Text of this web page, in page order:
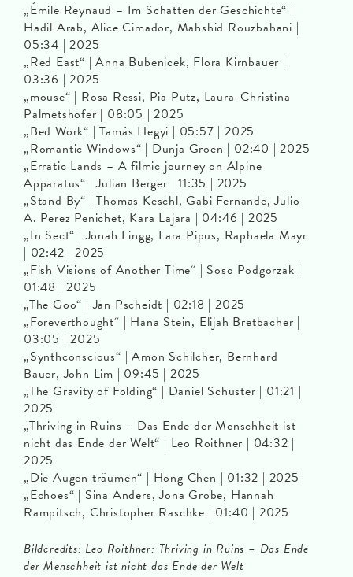
„Émile Reynaud – Im Schatten der Geschichte“ |
Hadil Arab, Alice Cimador, Mahshid Rouzbahani |
05:34 | 2025
„Red East“ | Anna Bubenicek, Flora Kirnbauer |
03:36 | 2025
„mouse“ | Rosa Ressi, Pia Putz, Laura-Christina
Palmetshofer | 08:05 | 2025
„Bed Work“ | Tamás Hegyi | 05:57 | 2025
„Romantic Windows“ | Dunja Groen | 02:40 | 2025
„Erratic Lands – A filmic journey on Alpine
Apparatus“ | Julian Berger | 11:35 | 2025
„Stand By“ | Thomas Keschl, Gabi Fernande, Julio
A. Perez Penichet, Kara Lajara | 04:46 | 2025
„In Sect“ | Jonah Lingg, Lara Pipus, Raphaela Mayr
| 02:42 | 2025
„Fish Visions of Another Time“ | Soso Podgorzak |
01:48 | 2025
„The Goo“ | Jan Pscheidt | 02:18 | 2025
„Foreverthought“ | Hana Stein, Elijah Bretbacher |
03:05 | 2025
„Synthconscious“ | Amon Schilcher, Bernhard
Bauer, John Lim | 09:45 | 2025
„The Gravity of Folding“ | Daniel Schuster | 01:21 |
2025
„Thriving in Ruins – Das Ende der Menschheit ist
nicht das Ende der Welt“ | Leo Roithner | 04:32 |
2025
„Die Augen träumen“ | Hong Chen | 01:32 | 2025
„Echoes“ | Sina Anders, Jona Grobe, Hannah
Rampitsch, Christopher Raschke | 01:40 | 2025
Bildcredits: Leo Roithner: Thriving in Ruins – Das Ende
der Menschheit ist nicht das Ende der Welt